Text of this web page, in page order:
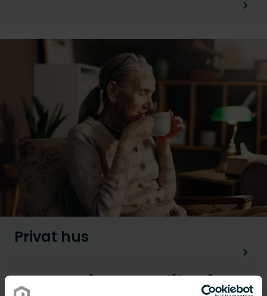
Privat hus
Renoveringsapplikationer